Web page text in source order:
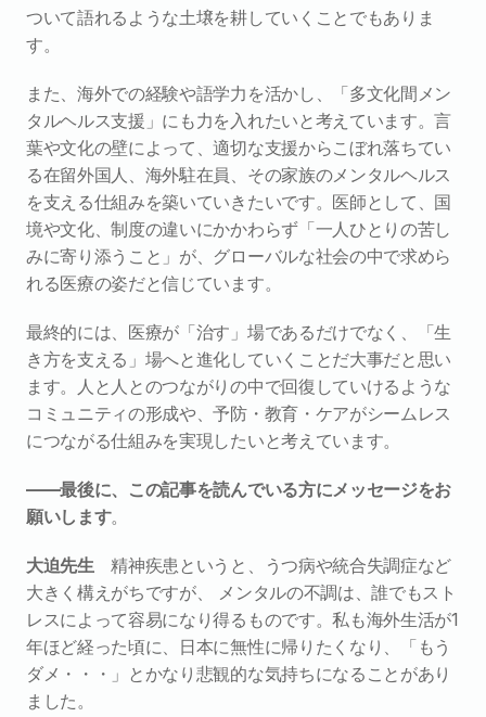
ついて語れるような土壌を耕していくことでもありま
す。
また、海外での経験や語学力を活かし、「多文化間メン
タルヘルス支援」にも力を入れたいと考えています。言
葉や文化の壁によって、適切な支援からこぼれ落ちてい
る在留外国人、海外駐在員、その家族のメンタルヘルス
を支える仕組みを築いていきたいです。医師として、国
境や文化、制度の違いにかかわらず「一人ひとりの苦し
みに寄り添うこと」が、グローバルな社会の中で求めら
れる医療の姿だと信じています。
最終的には、医療が「治す」場であるだけでなく、「生
き方を支える」場へと進化していくことだ大事だと思い
ます。人と人とのつながりの中で回復していけるような
コミュニティの形成や、予防・教育・ケアがシームレス
につながる仕組みを実現したいと考えています。
――最後に、この記事を読んでいる方にメッセージをお
願いします。
大迫先生 精神疾患というと、うつ病や統合失調症など
大きく構えがちですが、 メンタルの不調は、誰でもスト
レスによって容易になり得るものです。私も海外生活が1
年ほど経った頃に、日本に無性に帰りたくなり、「もう
ダメ・・・」とかなり悲観的な気持ちになることがあり
ました。